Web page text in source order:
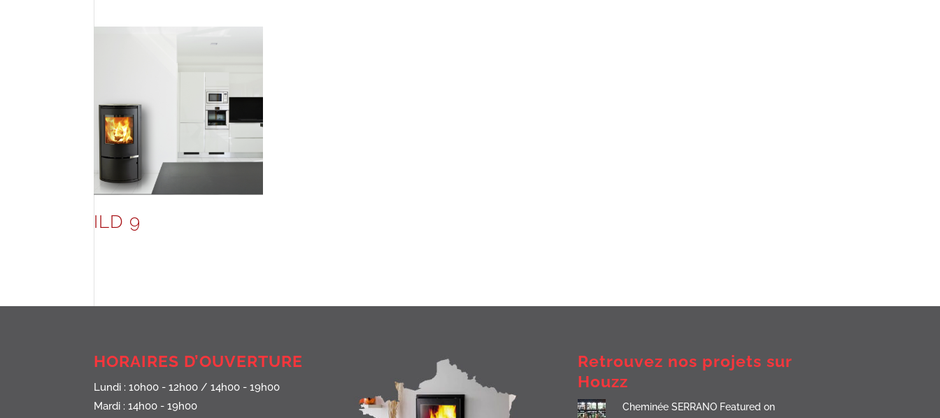
ILD 9
HORAIRES D’OUVERTURE
Lundi : 10h00 - 12h00 / 14h00 - 19h00
Mardi : 14h00 - 19h00
Retrouvez nos projets sur
Houzz
Cheminée SERRANO Featured on